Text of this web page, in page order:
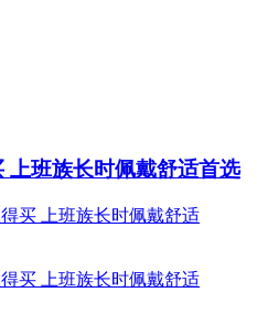
上班族长时佩戴舒适首选